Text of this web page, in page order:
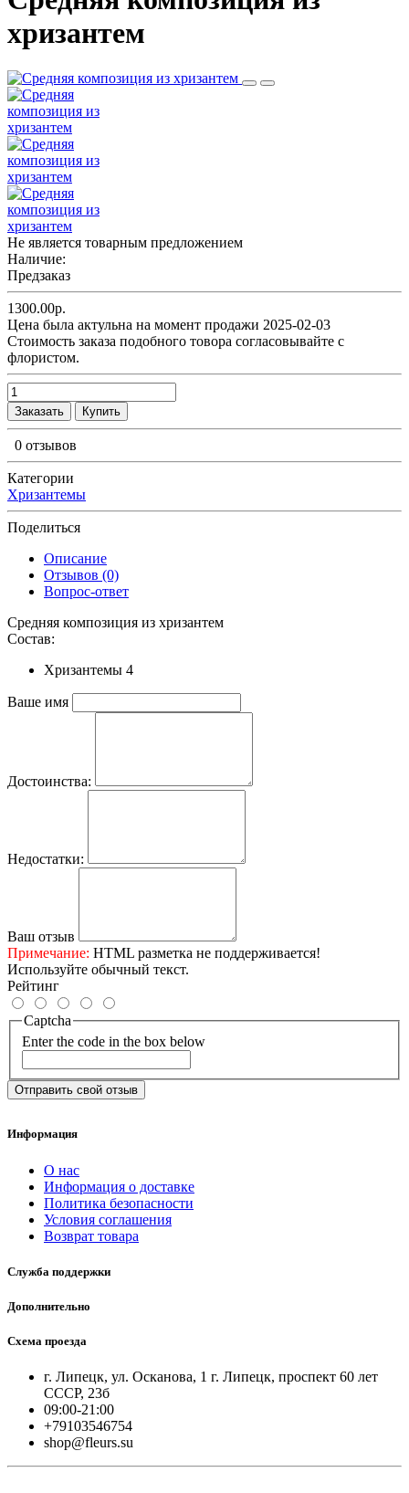
хризантем
Не является товарным предложением
Наличие:
Предзаказ
1300.00р.
Цена была актульна на момент продажи 2025-02-03
Cтоимость заказа подобного товора согласовывайте с
флористом.
Заказать Купить
0 отзывов
Категории
Хризантемы
Поделиться
Описание
Отзывов (0)
Вопрос-ответ
Средняя композиция из хризантем
Состав:
Хризантемы 4
Ваше имя
Достоинства:
Недостатки:
Ваш отзыв
Примечание: HTML разметка не поддерживается!
Используйте обычный текст.
Рейтинг
Captcha
Enter the code in the box below
Отправить свой отзыв
Информация
О нас
Информация о доставке
Политика безопасности
Условия соглашения
Возврат товара
Служба поддержки
Дополнительно
Схема проезда
г. Липецк, ул. Осканова, 1 г. Липецк, проспект 60 лет
СССР, 23б
09:00-21:00
+79103546754
shop@fleurs.su